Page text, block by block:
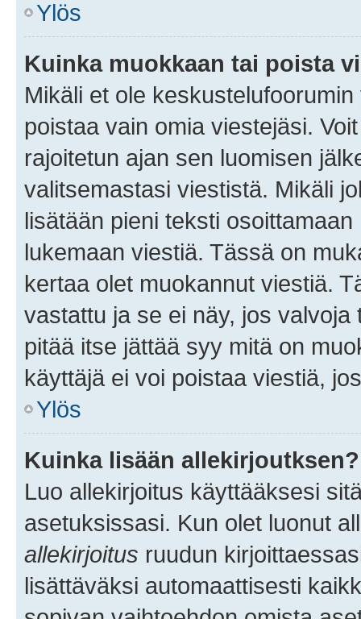
Ylös
Kuinka muokkaan tai poista
Mikäli et ole
poistaa vain omia viestejäsi.
rajoitetun ajan sen luomisen
valitsemastasi viestistä. Mikäli
lisätään pieni teksti
lukemaan viestiä. Tässä on
kertaa olet muokannut viestiä.
vastattu ja se ei näy, jos
pitää itse jättää syy mitä on
käyttäjä ei voi poistaa viestiä,
Ylös
Kuinka lisään allekirjoutksen?
Luo allekirjoitus käyttääksesi
asetuksissasi. Kun olet luonut
allekirjoitus ruudun
lisättäväksi automaattisesti